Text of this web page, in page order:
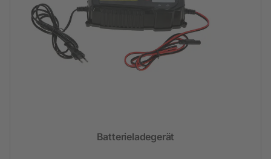
Batterieladegerät